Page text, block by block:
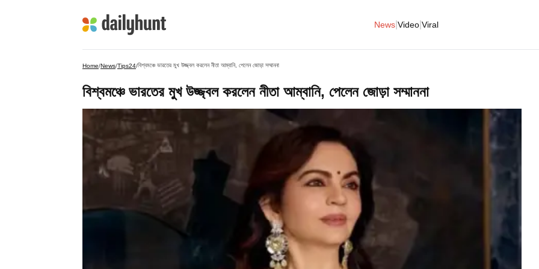
News Video Viral
Home/News/Tips24/বিশ্বমঞ্চে ভারতের মুখ উজ্জ্বল করলেন নীতা আম্বানি, পেলেন জোড়া সম্মাননা
বিশ্বমঞ্চে ভারতের মুখ উজ্জ্বল করলেন নীতা আম্বানি, পেলেন জোড়া সম্মাননা